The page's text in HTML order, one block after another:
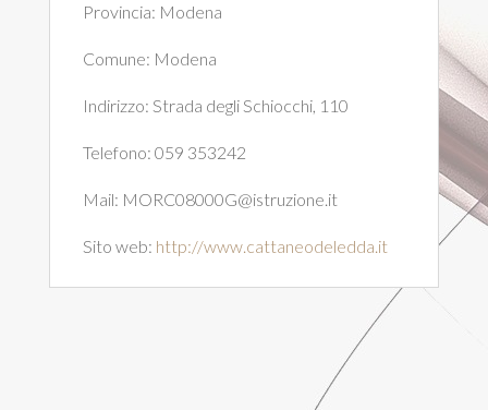
Provincia: Modena
Comune: Modena
Indirizzo: Strada degli Schiocchi, 110
Telefono: 059 353242
Mail: MORC08000G@istruzione.it
Sito web: http://www.cattaneodeledda.it